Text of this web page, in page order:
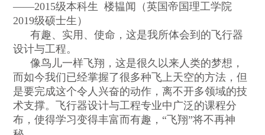
——2015级本科生
楼韫闻（英国帝国理工学院
2019级硕士生）
有趣、实用、使命，这是我所体会到的飞行器
设计与工程。
像鸟儿一样飞翔，这是很久以来人类的梦想，
而如今我们已经掌握了很多种飞上天空的方法，但
是要完成这个令人兴奋的动作，离不开多领域的技
术支撑。飞行器设计与工程专业中广泛的课程分
布，使得学习变得丰富而有趣， “ 飞翔”将不再神